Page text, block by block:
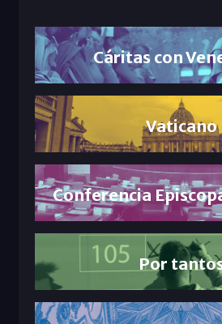
Cáritas con
Vaticano
Conferencia
Por